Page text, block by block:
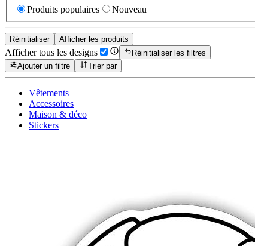
Produits populaires
Nouveau
Réinitialiser Afficher les produits
Afficher tous les designs
Réinitialiser les filtres
Ajouter un filtre
Trier par
Vêtements
Accessoires
Maison & déco
Stickers